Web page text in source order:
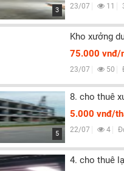
3 23/07 11
Kho xưởng
75.000 vnđ/
23/07 50
5
8. cho thuê
5.000 vnđ/
22/07 4
4. cho thuê